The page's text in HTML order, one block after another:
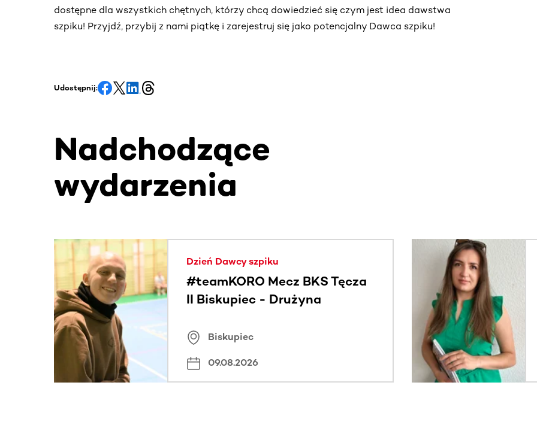
dostępne dla wszystkich chętnych, którzy chcą dowiedzieć się czym jest idea dawstwa
szpiku! Przyjdź, przybij z nami piątkę i zarejestruj się jako potencjalny Dawca szpiku!
Udostępnij:
Nadchodzące
wydarzenia
Ta sekcja zawiera treści przewijane w poziomie. Użyj klawisza Tab lub przesuń palcem, aby zobaczyć
Dzień Dawcy szpiku
#teamKORO Mecz BKS Tęcza
II Biskupiec - Drużyna
Biskupiec
09.08.2026